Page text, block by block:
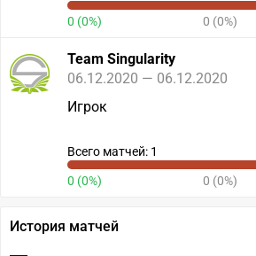
0 (0%) 0 (0%)
Team Singularity
06.12.2020 — 06.12.2020
Игрок
Всего матчей: 1
0 (0%) 0 (0%)
История матчей